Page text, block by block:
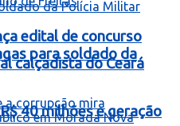
calçadista do Ceará
40 milhões e geração
edital de concurso
para soldado da